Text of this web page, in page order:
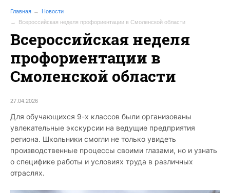
МИНИСТЕРСТВООБРАЗОВАНИЯ И
НАУКИ СМОЛЕНСКОЙ ОБЛАСТИ
Главная
Новости
Всероссийская неделя профориентации в Смоленской области
Всероссийская неделя
профориентации в
Смоленской области
27.04.2026
Для обучающихся 9-х классов были организованы
увлекательные экскурсии на ведущие предприятия
региона. Школьники смогли не только увидеть
производственные процессы своими глазами, но и узнать
о специфике работы и условиях труда в различных
отраслях.